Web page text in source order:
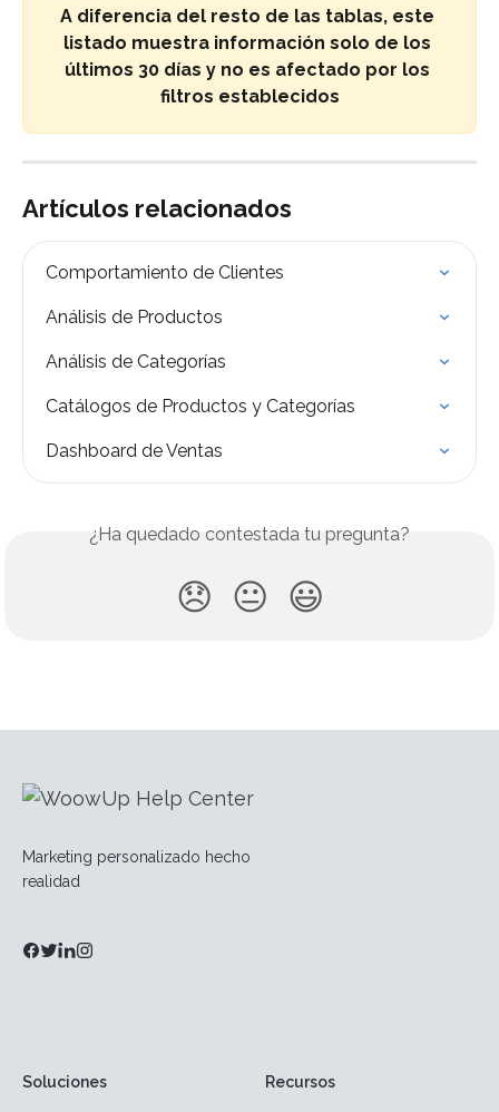
A diferencia del resto de las tablas, este
listado muestra información solo de los
últimos 30 días y no es afectado por los
filtros establecidos
Artículos relacionados
Comportamiento de Clientes
Análisis de Productos
Análisis de Categorías
Catálogos de Productos y Categorías
Dashboard de Ventas
¿Ha quedado contestada tu pregunta?
😞 😐 😃
Marketing personalizado hecho
realidad
Soluciones Recursos